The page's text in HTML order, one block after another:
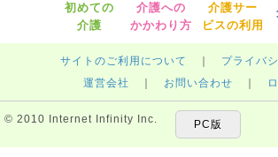
初めての
介護
介護への
かかわり方
介護サー
ビスの利用
サイトのご利用について
プライバ
運営会社
お問い合わせ
© 2010 Internet Infinity Inc. PC版